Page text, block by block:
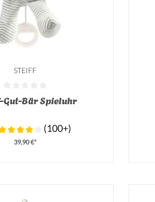
STEIFF
Bewertung von 0 von 5 Sternen
Gut-Bär Spieluhr
(100+)
39,90 €*